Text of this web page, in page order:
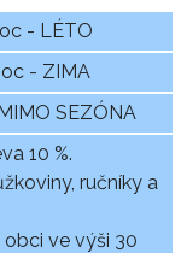
- LÉTO
- ZIMA
SEZÓNA
10 %.
ručníky a
obci ve výši 30